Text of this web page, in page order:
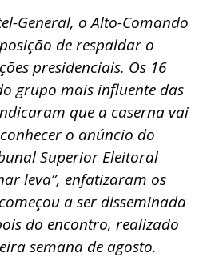
General, o Alto-Comando
de respaldar o
presidenciais. Os 16
grupo mais influente das
que a caserna vai
o anúncio do
Superior Eleitoral
leva”, enfatizaram os
a ser disseminada
do encontro, realizado
semana de agosto.